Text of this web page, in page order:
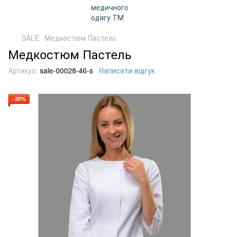
SALE Медкостюм Пастель
Медкостюм Пастель
Артикул: sale-00028-46-s Написати відгук
−30%